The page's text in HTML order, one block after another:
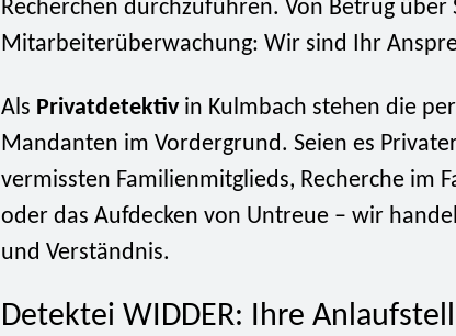
Recherchen durchzuführen. Von Betrug über
Mitarbeiterüberwachung: Wir sind Ihr
Als Privatdetektivin Kulmbach stehen die
Mandanten im Vordergrund. Seien es
vermissten Familienmitglieds, Recherche im
oder das Aufdecken von Untreue – wir
und Verständnis.
Detektei WIDDER: Ihre